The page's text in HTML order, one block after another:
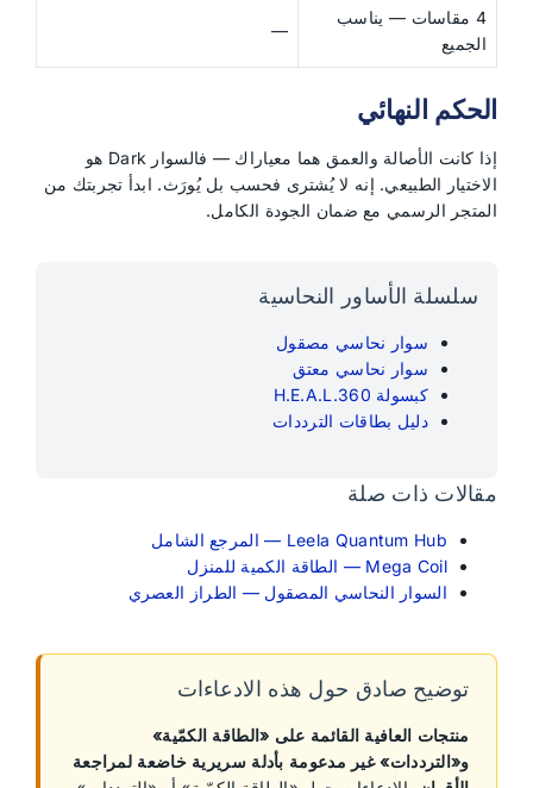
4 مقاسات — يناسب
الجميع
—
الحكم النهائي
إذا كانت الأصالة والعمق هما معياراك — فالسوار Dark هو
الاختيار الطبيعي. إنه لا يُشترى فحسب بل يُورَث. ابدأ تجربتك من
المتجر الرسمي مع ضمان الجودة الكامل.
سلسلة الأساور النحاسية
سوار نحاسي مصقول
سوار نحاسي معتق
كبسولة H.E.A.L.360
دليل بطاقات الترددات
مقالات ذات صلة
Leela Quantum Hub — المرجع الشامل
Mega Coil — الطاقة الكمية للمنزل
السوار النحاسي المصقول — الطراز العصري
توضيح صادق حول هذه الادعاءات
منتجات العافية القائمة على «الطاقة الكمّية»
و«الترددات» غير مدعومة بأدلة سريرية خاضعة لمراجعة